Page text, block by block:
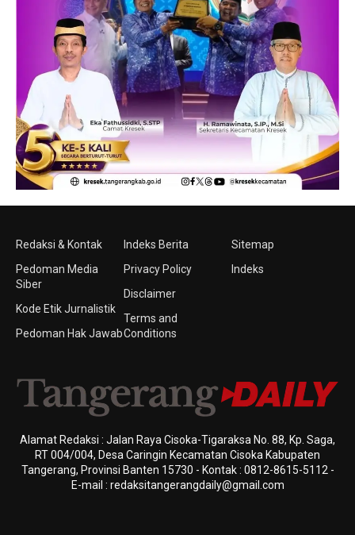
Redaksi & Kontak
Pedoman Media
Siber
Kode Etik Jurnalistik
Pedoman Hak Jawab
Indeks Berita
Privacy Policy
Disclaimer
Terms and
Conditions
Sitemap
Indeks
Alamat Redaksi : Jalan Raya Cisoka-Tigaraksa No. 88, Kp. Saga,
RT 004/004, Desa Caringin Kecamatan Cisoka Kabupaten
Tangerang, Provinsi Banten 15730 - Kontak : 0812-8615-5112 -
E-mail : redaksitangerangdaily@gmail.com